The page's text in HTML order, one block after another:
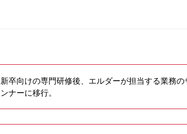
新卒向けの専門研修後、エルダーが担当する業務
ンナーに移行。